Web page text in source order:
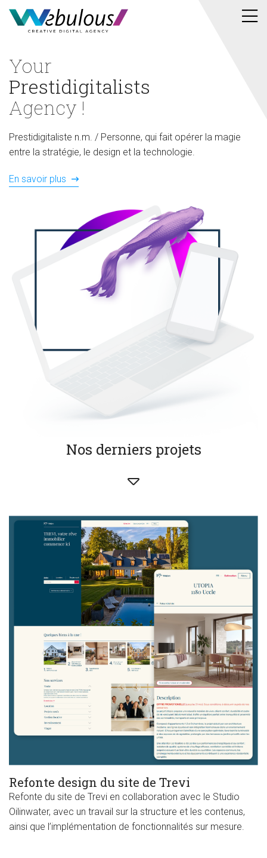
Accueil
Your
Prestidigitalists
Agency !
Prestidigitaliste n.m. / Personne, qui fait opérer la magie
entre la stratégie, le design et la technologie.
En savoir plus
Nos derniers projets
Refonte design du site de Trevi
Refonte du site de Trevi en collaboration avec le Studio
Oilinwater, avec un travail sur la structure et les contenus,
ainsi que l’implémentation de fonctionnalités sur mesure.